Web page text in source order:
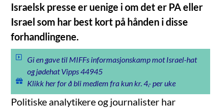
Israelsk presse er uenige i om det er PA eller
Israel som har best kort på hånden i disse
forhandlingene.
Gi en gave til MIFFs informasjonskamp mot Israel-hat
og jødehat Vipps 44945
Klikk her for å bli medlem fra kun kr. 4,- per uke
Politiske analytikere og journalister har